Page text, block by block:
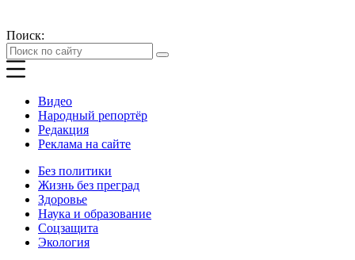
Поиск:
Видео
Народный репортёр
Редакция
Реклама на сайте
Без политики
Жизнь без преград
Здоровье
Наука и образование
Соцзащита
Экология